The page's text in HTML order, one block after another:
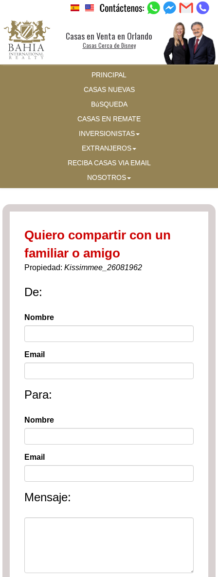
Casas en Venta en Orlando
Casas Cerca de Disney
PRINCIPAL
CASAS NUEVAS
BúSQUEDA
CASAS EN REMATE
INVERSIONISTAS
EXTRANJEROS
RECIBA CASAS VIA EMAIL
NOSOTROS
Quiero compartir con un
familiar o amigo
Propiedad: Kissimmee_26081962
De:
Nombre
Email
Para:
Nombre
Email
Mensaje: